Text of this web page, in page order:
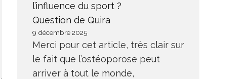
l’influence du sport ?
Question de Quira
9 décembre 2025
Merci pour cet article, très clair sur
le fait que l’ostéoporose peut
arriver à tout le monde,